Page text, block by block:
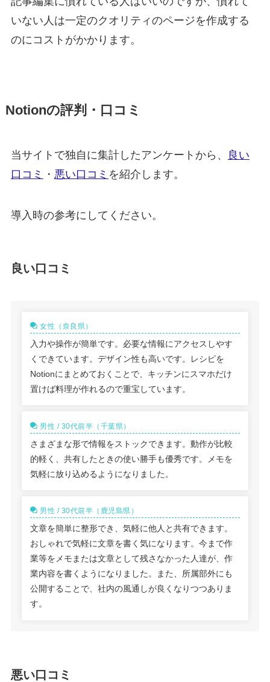
いない人は一定のクオリティのページを作成する
のにコストがかかります。
Notionの評判・口コミ
当サイトで独自に集計したアンケートから、
良い
口コミ
・ 悪い口コミ を紹介します。
導入時の参考にしてください。
良い口コミ
女性（奈良県）
入力や操作が簡単です。必要な情報にアクセスしやす
くできています。デザイン性も高いです。レシピを
Notionにまとめておくことで、キッチンにスマホだけ
置けば料理が作れるので重宝しています。
男性 / 30代前半（千葉県）
さまざまな形で情報をストックできます。動作が比較
的軽く、共有したときの使い勝手も優秀です。メモを
気軽に放り込めるようになりました。
男性 / 30代前半（鹿児島県）
文章を簡単に整形でき、気軽に他人と共有できます。
おしゃれで気軽に文章を書く気になります。今まで作
業等をメモまたは文章として残さなかった人達が、作
業内容を書くようになりました。また、所属部外にも
公開することで、社内の風通しが良くなりつつありま
す。
悪い口コミ